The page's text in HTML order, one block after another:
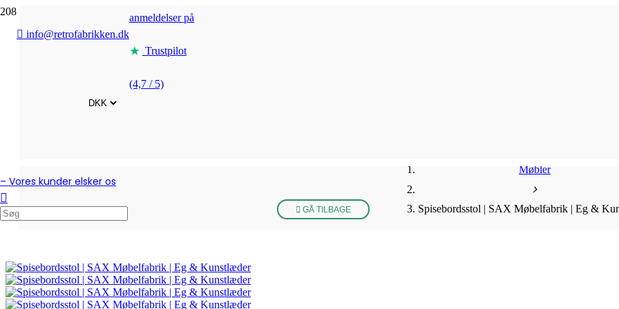
info@retrofabrikken.dk
anmeldelser på
Trustpilot
(4,7 / 5)
– Vores kunder elsker os
GÅ TILBAGE
Møbler
Spisebordsstol | SAX Møbelfabrik | Eg &